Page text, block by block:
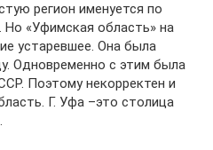
регион именуется по
Но «Уфимская область» на
устаревшее. Она была
Одновременно с этим была
Поэтому некорректен и
Г. Уфа –это столица